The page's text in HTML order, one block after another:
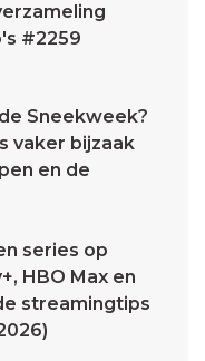
#2259
Sneekweek?
vaker bijzaak
en de
series op
HBO Max en
streamingtips